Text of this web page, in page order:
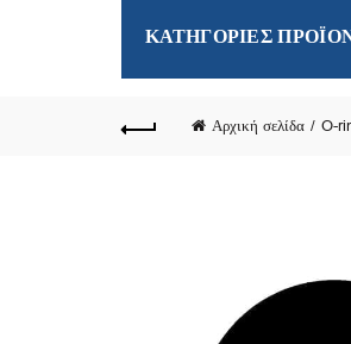
ΚΑΤΗΓΟΡΙΕΣ
Αρχική σελίδα O-